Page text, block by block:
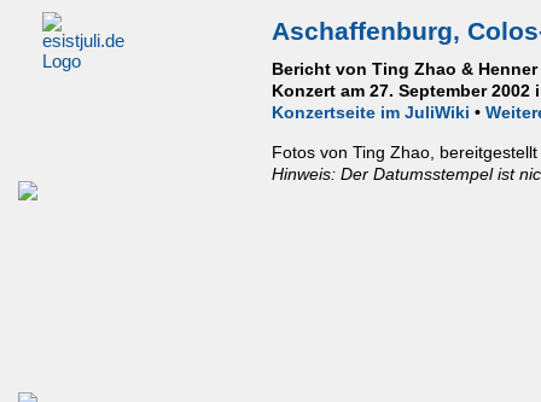
Aschaffenburg,
Bericht von Ting Zhao &
Konzert am 27. September
Konzertseite im JuliWiki •
Fotos von Ting Zhao,
Hinweis: Der Datumsstempel ist